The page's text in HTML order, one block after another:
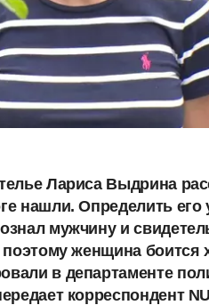
Лариса Выдрина
нашли. Определить его
мужчину и
женщина боится
в департаменте
корреспондент